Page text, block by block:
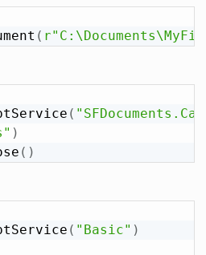
(
(
)
( )
( "Basic" )